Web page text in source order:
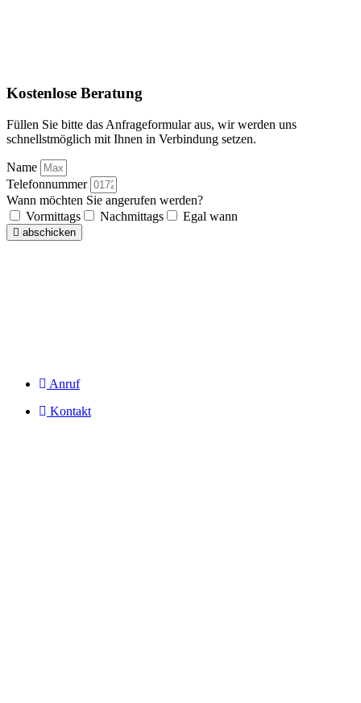
Kostenlose Beratung
Füllen Sie bitte das Anfrageformular aus, wir werden uns
schnellstmöglich mit Ihnen in Verbindung setzen.
Name
Telefonnummer
Wann möchten Sie angerufen werden?
Vormittags
Nachmittags Egal wann
abschicken
Anruf
Kontakt